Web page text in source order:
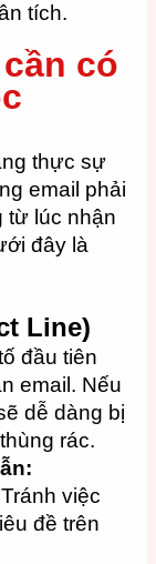
tích.
có
thực sự
email phải
từ lúc nhận
đây là
Line)
đầu tiên
email. Nếu
dễ dàng bị
rác.
Tránh việc
đề trên